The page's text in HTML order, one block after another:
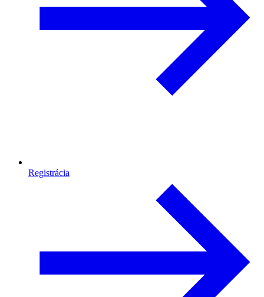
Registrácia